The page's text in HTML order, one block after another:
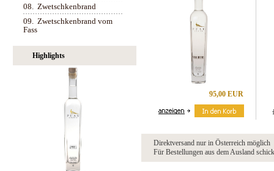
08. Zwetschkenbrand
09. Zwetschkenbrand vom
Fass
Highlights
95,00 EUR
Direktversand nur in Österreich möglich
Für Bestellungen aus dem Ausland